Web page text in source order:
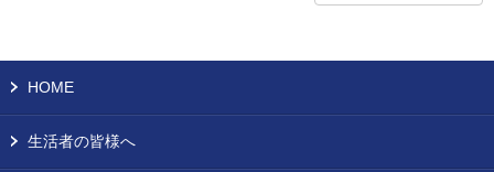
HOME
生活者の皆様へ